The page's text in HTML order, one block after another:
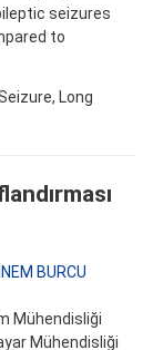
seizures
to
Long
BURCU
Mühendisliği
Mühendisliği